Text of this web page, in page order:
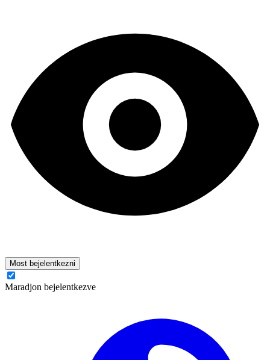
Most bejelentkezni
Maradjon bejelentkezve